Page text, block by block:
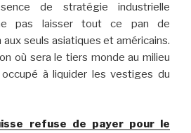
de stratégie industrielle
pas laisser tout ce pan de
aux seuls asiatiques et américains.
où sera le tiers monde au milieu
à liquider les vestiges du
refuse de payer pour le